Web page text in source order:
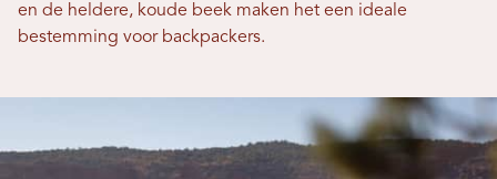
en de heldere, koude beek maken het een ideale
bestemming voor backpackers.